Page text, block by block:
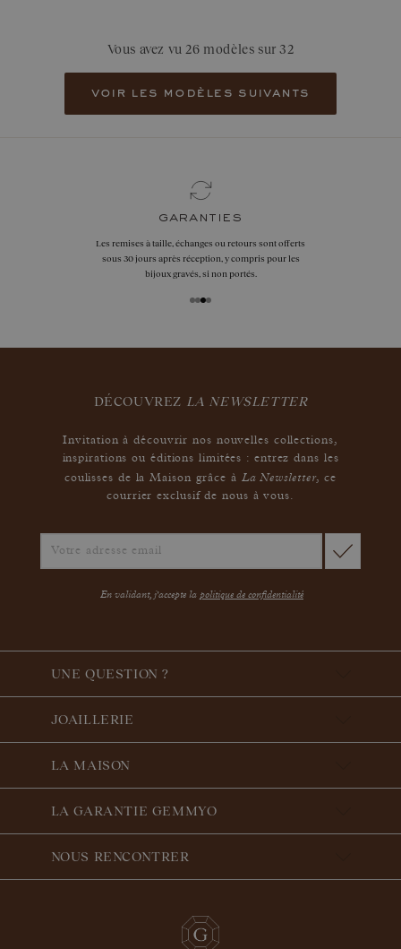
Vous avez vu 26 modèles sur 32
voir les modèles suivants
garanties
Les remises à taille, échanges ou retours sont offerts
sous 30 jours après réception, y compris pour les
bijoux gravés, si non portés.
DÉCOUVREZ LA NEWSLETTER
Invitation à découvrir nos nouvelles collections,
inspirations ou éditions limitées : entrez dans les
coulisses de la Maison grâce à La Newsletter,ce
courrier exclusif de nous à vous.
En validant, j'accepte la politique de confidentialité
UNE QUESTION ?
JOAILLERIE
LA MAISON
LA GARANTIE GEMMYO
NOUS RENCONTRER